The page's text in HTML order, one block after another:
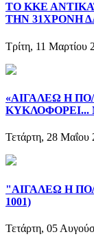
ΤΟ ΚΚΕ
ΤΗΝ 31ΧΡΟΝΗ
Τρίτη, 11 Μαρτίου
«ΑΙΓΑΛΕΩ Η
ΚΥΚΛΟΦΟΡΕΙ...
Τετάρτη, 28 Μαΐου
"ΑΙΓΑΛΕΩ Η
1001)
Τετάρτη, 05